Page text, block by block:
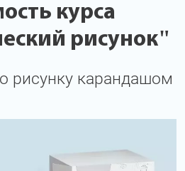
курса
рисунок"
рисунку карандашом